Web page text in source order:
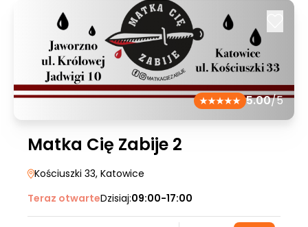
5.00/5
Matka Cię Zabije 2
Kościuszki 33, Katowice
Teraz otwarteDzisiaj:09:00-17:00